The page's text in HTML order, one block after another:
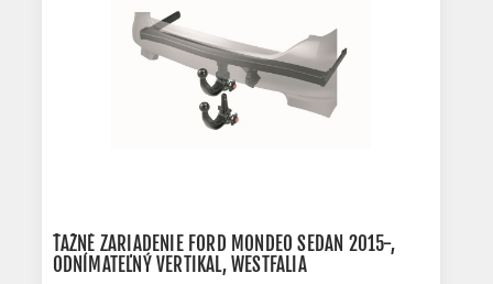
ŤAŽNÉ ZARIADENIE FORD MONDEO SEDAN 2015-,
ODNÍMATEĽNÝ VERTIKAL, WESTFALIA